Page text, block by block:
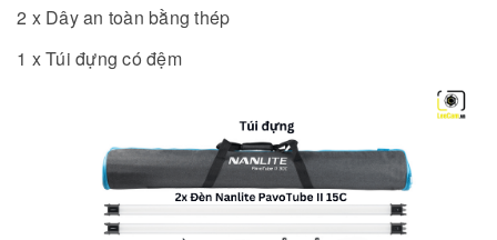
2 x Dây an toàn bằng thép
1 x Túi đựng có đệm